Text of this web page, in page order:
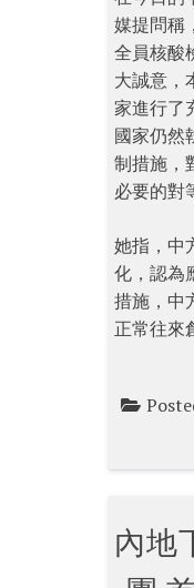
媒提問稱
全員核酸
大誠意，
家進行了
國家仍然
制措施，
必要的對
她指，中
化，認為
措施，中
正常往來
內地